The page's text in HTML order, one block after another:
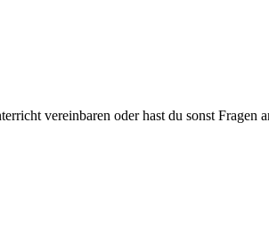
vereinbaren oder hast du sonst Fragen